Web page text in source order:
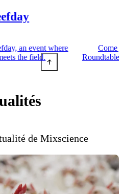
an event where
the field.
Come
Roundtable
de Mixscience